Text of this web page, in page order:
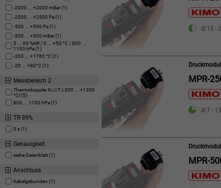
-2000 ... +2000 mBar (1)
-2500 ... +2500 Pa (1)
-500 ... +500 Pa (1)
-500 ... +500 mBar (1)
5 ... 95 %HR / 0 ... +50 °C / 800 ...
1100 hPa (1)
-200 ... +1760 °C (1)
-20 ... +80°C (1)
Messbereich 2
Thermokoppler K/J/T (-200 ... +1300
°C) (5)
800 ... 1100 hPa (1)
TR 99%
3 s (1)
Genauigkeit
siehe Datenblatt (1)
Anschluss
Kabelgebunden (1)
Ø 15 -
MPR-
Ø 7 -
MPR-